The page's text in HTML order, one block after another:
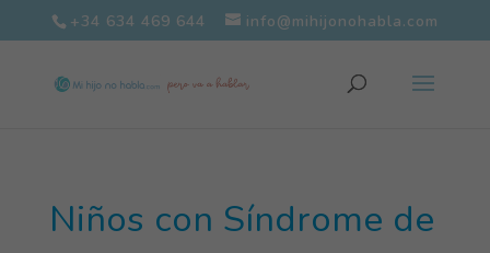
+34 634 469 644 info@mihijonohabla.com
Niños con Síndrome de